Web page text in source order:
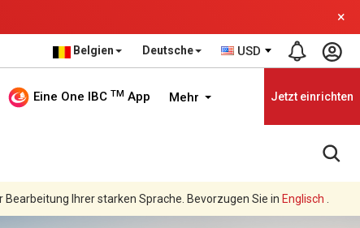
×
Belgien Deutsche USD
Eine One IBC TM App Mehr Jetzt einrichten
Bearbeitung Ihrer starken Sprache. Bevorzugen Sie in Englisch .